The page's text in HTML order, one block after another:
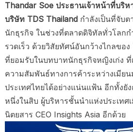
Thandar Soe ประธานเจ้าหน้าที่บริห
บริษัท TDS Thailand กำลังเป็นที่จับต
นักธุรกิจ ในช่วงที่ตลาดดิจิทัลทั่วโลกก
รวดเร็ว ด้วยวิสัยทัศน์อันกว้างไกลของ
ที่ยอมรับในบทบาทนักธุรกิจหญิงเก่ง ที่
ความสัมพันธ์ทางการค้าระหว่างเมียน
ประเทศไทยได้อย่างแน่นแฟ้น อีกทั้งยั
หนึ่งในสิบ ผู้บริหารชั้นนำแห่งประเทศ
นิตยสาร CEO Insights Asia อีกด้วย